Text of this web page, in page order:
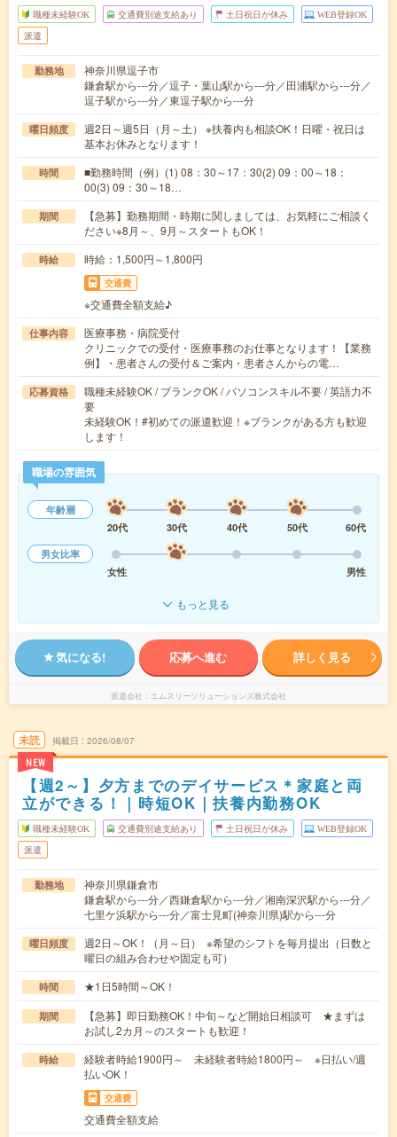
職種未経験OK 交通費別途支給あり 土日祝日が休み WEB登録OK
派遣
勤務地
神奈川県逗子市
鎌倉駅から---分／逗子・葉山駅から---分／田浦駅から---分／
逗子駅から---分／東逗子駅から---分
曜日頻度
週2日～週5日（月～土） ※扶養内も相談OK！日曜・祝日は
基本お休みとなります！
時間
■勤務時間（例）(1) 08：30～17：30(2) 09：00～18：
00(3) 09：30～18…
期間
【急募】勤務期間・時期に関しましては、お気軽にご相談く
ださい※8月～、9月～スタートもOK！
時給 時給：1,500円～1,800円
交通費
※交通費全額支給♪
仕事内容
医療事務・病院受付
クリニックでの受付・医療事務のお仕事となります！【業務
例】・患者さんの受付＆ご案内・患者さんからの電…
応募資格
職種未経験OK / ブランクOK / パソコンスキル不要 / 英語力不
要
未経験OK！#初めての派遣歓迎！※ブランクがある方も歓迎
します！
職場の雰囲気
年齢層
20代
30代 40代 50代
60代
男女比率
女性
男性
もっと見る
気になる! 応募へ進む 詳しく見る
派遣会社 エムスリーソリューションズ株式会社
未読
NEW
掲載日 2026/08/07
【週2～】夕方までのデイサービス＊家庭と両
立ができる！｜時短OK｜扶養内勤務OK
職種未経験OK 交通費別途支給あり 土日祝日が休み WEB登録OK
派遣
勤務地
神奈川県鎌倉市
鎌倉駅から---分／西鎌倉駅から---分／湘南深沢駅から---分／
七里ケ浜駅から---分／富士見町(神奈川県)駅から---分
曜日頻度
週2日～OK！（月～日） ※希望のシフトを毎月提出（日数と
曜日の組み合わせや固定も可）
時間 ★1日5時間～OK！
期間
【急募】即日勤務OK！中旬～など開始日相談可 ★まずは
お試し2カ月～のスタートも歓迎！
時給
経験者時給1900円～ 未経験者時給1800円～ ※日払い/週
払いOK！
交通費
交通費全額支給